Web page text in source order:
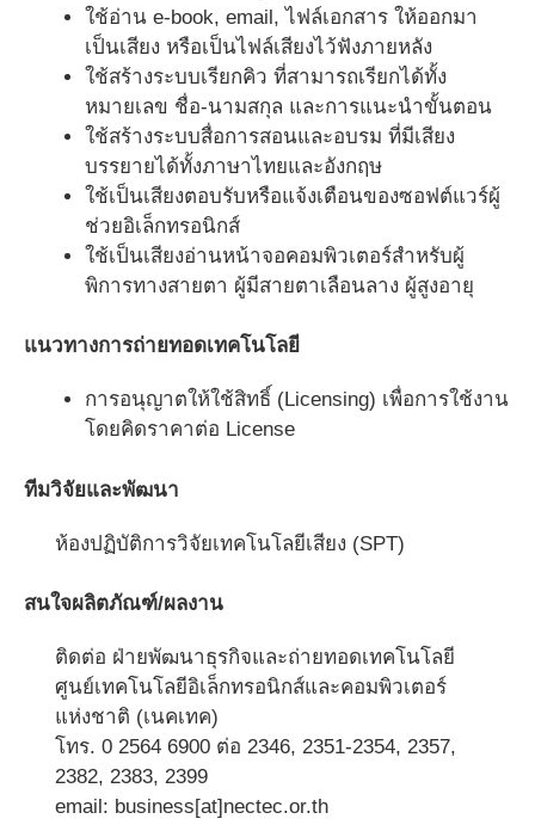
ใช้อ่าน e-book, email, ไฟล์เอกสาร ให้ออกมา
เป็นเสียง หรือเป็นไฟล์เสียงไว้ฟังภายหลัง
ใช้สร้างระบบเรียกคิว ที่สามารถเรียกได้ทั้ง
หมายเลข ชื่อ-นามสกุล และการแนะนำขั้นตอน
ใช้สร้างระบบสื่อการสอนและอบรม ที่มีเสียง
บรรยายได้ทั้งภาษาไทยและอังกฤษ
ใช้เป็นเสียงตอบรับหรือแจ้งเตือนของซอฟต์แวร์ผู้
ช่วยอิเล็กทรอนิกส์
ใช้เป็นเสียงอ่านหน้าจอคอมพิวเตอร์สำหรับผู้
พิการทางสายตา ผู้มีสายตาเลือนลาง ผู้สูงอายุ
แนวทางการถ่ายทอดเทคโนโลยี
การอนุญาตให้ใช้สิทธิ์ (Licensing) เพื่อการใช้งาน
โดยคิดราคาต่อ License
ทีมวิจัยและพัฒนา
ห้องปฏิบัติการวิจัยเทคโนโลยีเสียง (SPT)
สนใจผลิตภัณฑ์/ผลงาน
ติดต่อ ฝ่ายพัฒนาธุรกิจและถ่ายทอดเทคโนโลยี
ศูนย์เทคโนโลยีอิเล็กทรอนิกส์และคอมพิวเตอร์
แห่งชาติ (เนคเทค)
โทร. 0 2564 6900 ต่อ 2346, 2351-2354, 2357,
2382, 2383, 2399
email: business[at]nectec.or.th